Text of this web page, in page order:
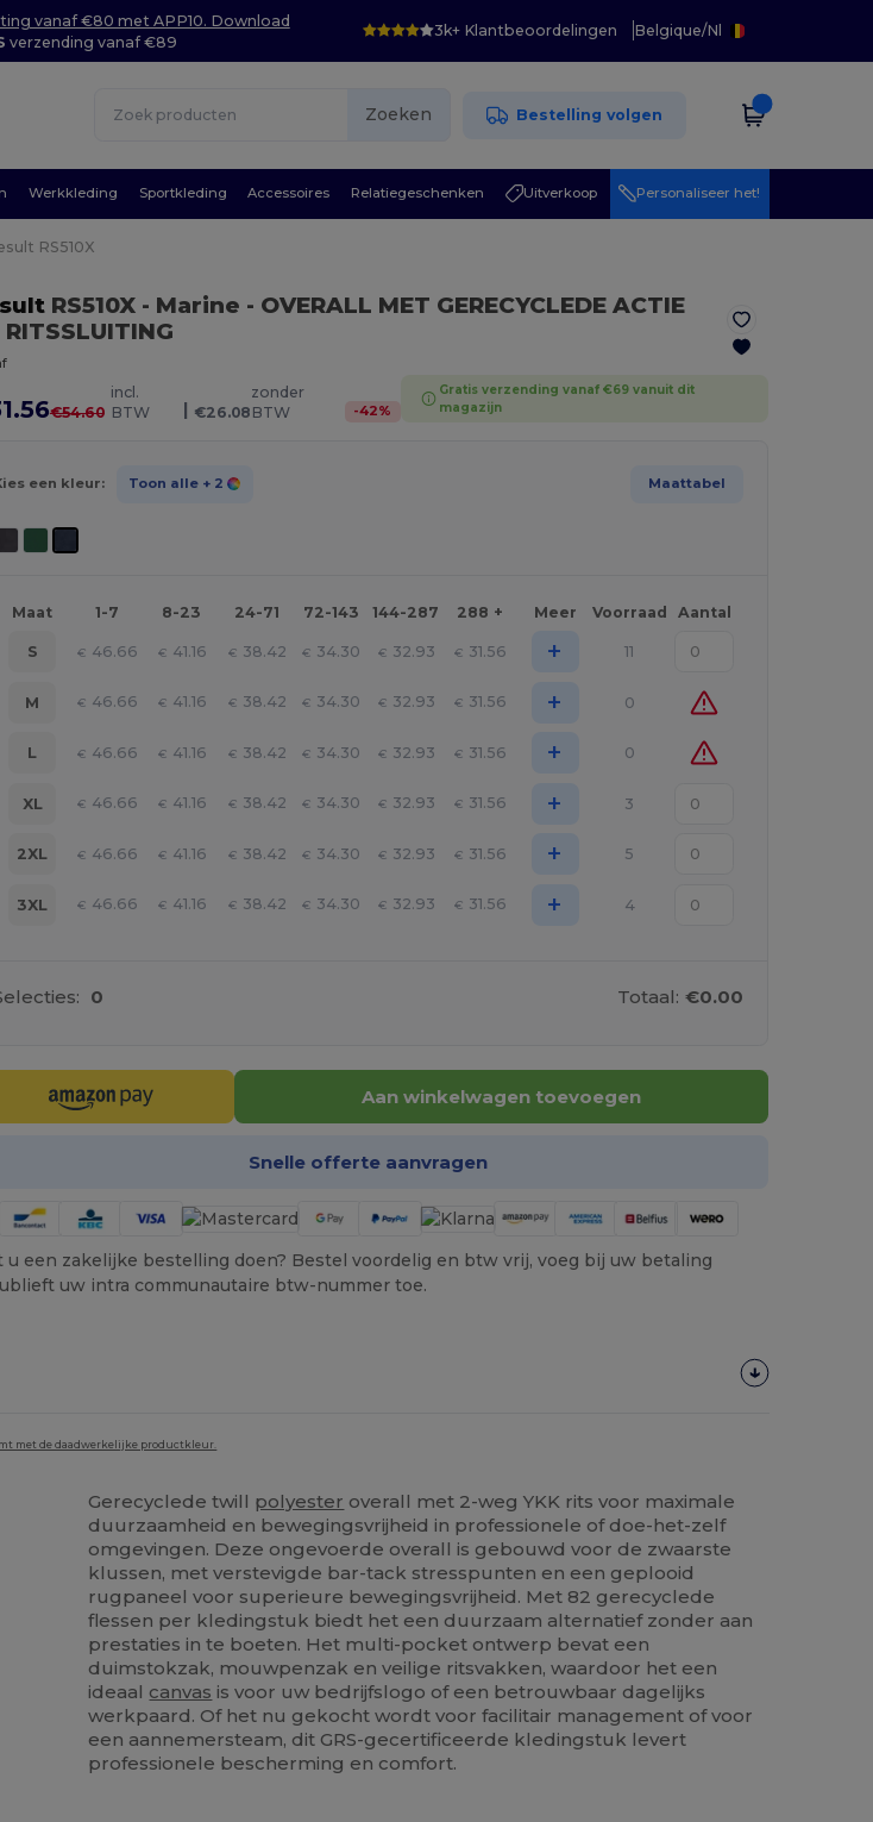
vanaf €80 met APP10. Download
verzending vanaf €89
3k+ Klantbeoordelingen Belgique/Nl
Zoeken Bestelling volgen
Werkkleding Sportkleding Accessoires Relatiegeschenken Uitverkoop Personaliseer het!
RS510X
RS510X - Marine - OVERALL MET GERECYCLEDE ACTIE
RITSSLUITING
€54.60
incl.
BTW
| €26.08
zonder
BTW
-42%
Gratis verzending vanaf €69 vanuit dit
magazijn
een kleur: Toon alle + 2 Maattabel
Maat 1-7 8-23 24-71 72-143 144-287 288 + Meer Voorraad Aantal
S € 46.66 € 41.16 € 38.42 € 34.30 € 32.93 € 31.56 + 11
M € 46.66 € 41.16 € 38.42 € 34.30 € 32.93 € 31.56 + 0
L € 46.66 € 41.16 € 38.42 € 34.30 € 32.93 € 31.56 + 0
XL € 46.66 € 41.16 € 38.42 € 34.30 € 32.93 € 31.56 + 3
2XL € 46.66 € 41.16 € 38.42 € 34.30 € 32.93 € 31.56 + 5
3XL € 46.66 € 41.16 € 38.42 € 34.30 € 32.93 € 31.56 + 4
0 Totaal: €0.00
Aan winkelwagen toevoegen
Snelle offerte aanvragen
u een zakelijke bestelling doen? Bestel voordelig en btw vrij, voeg bij uw betaling
uw intra communautaire btw-nummer toe.
met de daadwerkelijke productkleur.
Gerecyclede twill polyester overall met 2-weg YKK rits voor maximale
duurzaamheid en bewegingsvrijheid in professionele of doe-het-zelf
omgevingen. Deze ongevoerde overall is gebouwd voor de zwaarste
klussen, met verstevigde bar-tack stresspunten en een geplooid
rugpaneel voor superieure bewegingsvrijheid. Met 82 gerecyclede
flessen per kledingstuk biedt het een duurzaam alternatief zonder aan
prestaties in te boeten. Het multi-pocket ontwerp bevat een
duimstokzak, mouwpenzak en veilige ritsvakken, waardoor het een
ideaal canvas is voor uw bedrijfslogo of een betrouwbaar dagelijks
werkpaard. Of het nu gekocht wordt voor facilitair management of voor
een aannemersteam, dit GRS-gecertificeerde kledingstuk levert
professionele bescherming en comfort.